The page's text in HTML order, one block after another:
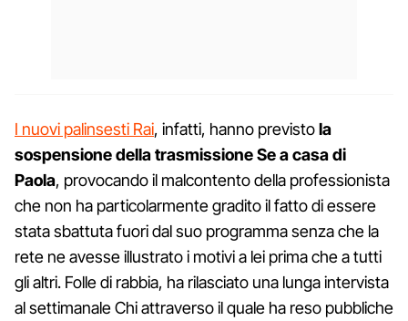
I nuovi palinsesti Rai, infatti, hanno previstola
sospensione della trasmissione Se a casa di
Paola, provocando il malcontento della professionista
che non ha particolarmente gradito il fatto di essere
stata sbattuta fuori dal suo programma senza che la
rete ne avesse illustrato i motivi a lei prima che a tutti
gli altri. Folle di rabbia, ha rilasciato una lunga intervista
al settimanale Chi attraverso il quale ha reso pubbliche